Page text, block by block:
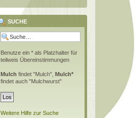
SUCHE
Benutze ein * als Platzhalter für
teilweis Übereinstimmungen
Mulch findet "Mulch", Mulch*
findet auch "Mulchwurst"
Weitere Hilfe zur Suche